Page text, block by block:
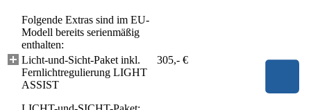
Folgende Extras sind im EU-
Modell bereits serienmäßig
enthalten:
Licht-und-Sicht-Paket inkl.
Fernlichtregulierung LIGHT
ASSIST
305,- €